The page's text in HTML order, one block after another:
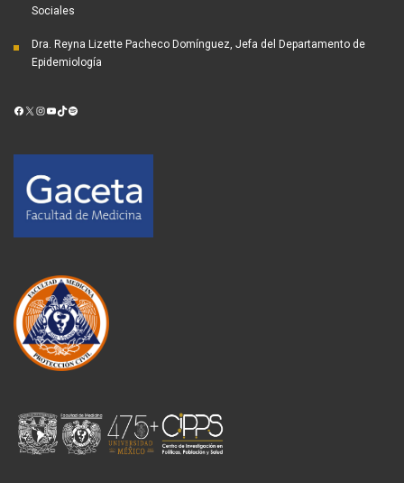
Sociales
Dra. Reyna Lizette Pacheco Domínguez, Jefa del Departamento de
Epidemiología
Facebook
X Instagram
YouTube
TikTok
Spotify